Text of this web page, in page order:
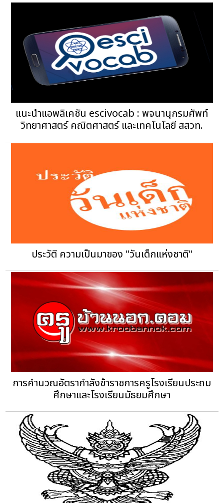
แนะนำแอพลิเคชัน escivocab : พจนานุกรมศัพท์
วิทยาศาสตร์ คณิตศาสตร์ และเทคโนโลยี สสวท.
ประวัติ ความเป็นมาของ "วันเด็กแห่งชาติ"
การคำนวณอัตรากำลังข้าราชการครูโรงเรียนประถม
ศึกษาและโรงเรียนมัธยมศึกษา